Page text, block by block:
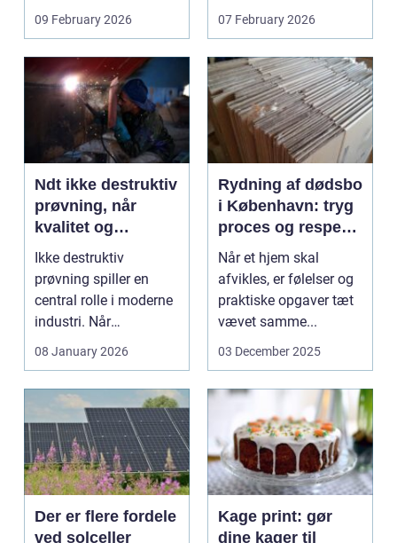
om børn...
09 February 2026 07 February 2026
Ndt ikke destruktiv
prøvning, når
kvalitet og
sikkerhed er
afgørende
Ikke destruktiv
prøvning spiller en
central rolle i moderne
industri. Når
svejsninger,
trykbærende u...
08 January 2026
Rydning af dødsbo
i København: tryg
proces og respekt
for boet
Når et hjem skal
afvikles, er følelser og
praktiske opgaver tæt
vævet samme...
03 December 2025
Der er flere fordele
ved solceller
Kage print: gør
dine kager til